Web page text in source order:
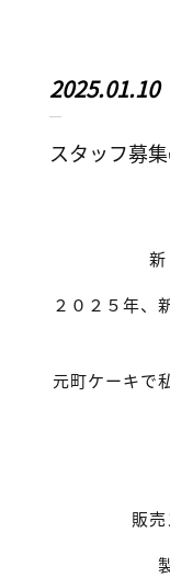
2025.01.10
スタッフ募
２０２５年、
元町ケーキで
販